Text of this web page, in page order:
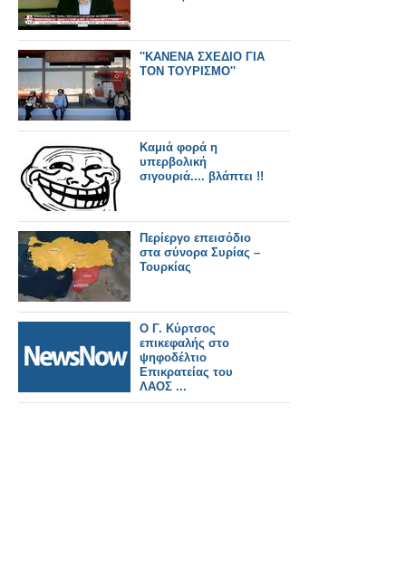
''ΚΑΝΕΝΑ ΣΧΕΔΙΟ ΓΙΑ
ΤΟΝ ΤΟΥΡΙΣΜΟ''
Καμιά φορά η
υπερβολική
σιγουριά.... βλάπτει !!
Περίεργο επεισόδιο
στα σύνορα Συρίας –
Τουρκίας
Ο Γ. Κύρτσος
επικεφαλής στο
ψηφοδέλτιο
Επικρατείας του
ΛΑΟΣ ...